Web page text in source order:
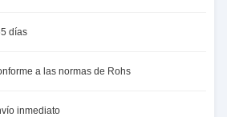
días
a las normas de Rohs
inmediato